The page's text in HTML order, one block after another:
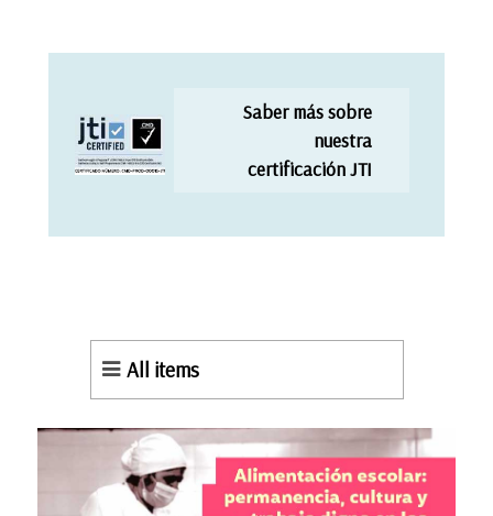
Saber más sobre
nuestra
certificación JTI
All items